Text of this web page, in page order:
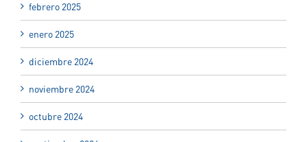
febrero 2025
enero 2025
diciembre 2024
noviembre 2024
octubre 2024